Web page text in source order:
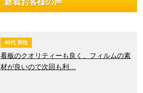
新着お客様の声
40代 男性
看板のクオリティーも良く、フィルムの素
材が良いので次回も利…